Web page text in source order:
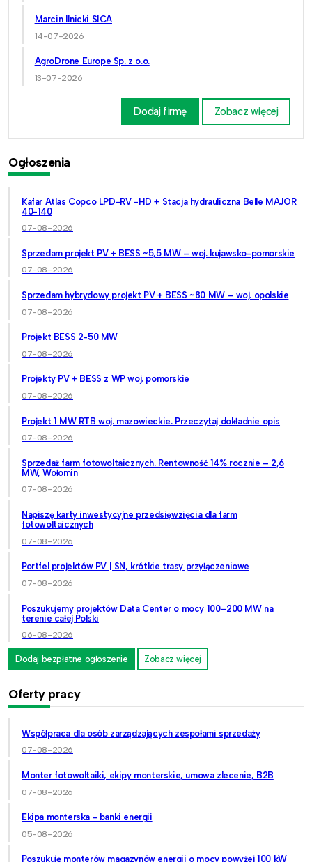
Marcin Ilnicki SICA
14-07-2026
AgroDrone Europe Sp. z o.o.
13-07-2026
Dodaj firmę Zobacz więcej
Ogłoszenia
Kafar Atlas Copco LPD-RV -HD + Stacja hydrauliczna Belle MAJOR
40-140
07-08-2026
Sprzedam projekt PV + BESS ~5,5 MW – woj. kujawsko-pomorskie
07-08-2026
Sprzedam hybrydowy projekt PV + BESS ~80 MW – woj. opolskie
07-08-2026
Projekt BESS 2-50 MW
07-08-2026
Projekty PV + BESS z WP woj. pomorskie
07-08-2026
Projekt 1 MW RTB woj. mazowieckie. Przeczytaj dokładnie opis
07-08-2026
Sprzedaż farm fotowoltaicznych. Rentowność 14% rocznie – 2,6
MW, Wołomin
07-08-2026
Napiszę karty inwestycyjne przedsięwzięcia dla farm
fotowoltaicznych
07-08-2026
Portfel projektów PV | SN, krótkie trasy przyłączeniowe
07-08-2026
Poszukujemy projektów Data Center o mocy 100–200 MW na
terenie całej Polski
06-08-2026
Dodaj bezpłatne ogłoszenie Zobacz więcej
Oferty pracy
Współpraca dla osób zarządzających zespołami sprzedaży
07-08-2026
Monter fotowoltaiki, ekipy monterskie, umowa zlecenie, B2B
07-08-2026
Ekipa monterska - banki energii
05-08-2026
Poszukuję monterów magazynów energii o mocy powyżej 100 kW